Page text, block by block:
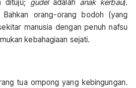
dituju; gudeladalah anak kerbau).
orang-orang bodoh (yang
manusia dengan penuh nafsu
kebahagiaan sejati.
tua ompong yang kebingungan.